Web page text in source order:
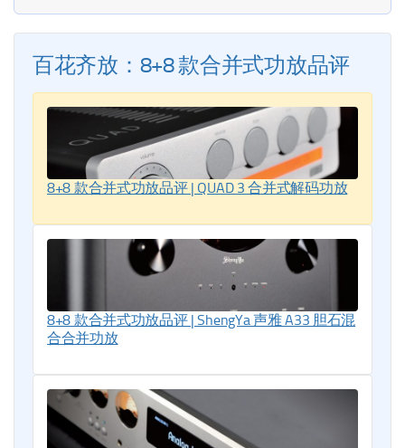
百花齐放：8+8 款合并式功放品评
8+8 款合并式功放品评 | QUAD 3 合并式解码功放
8+8 款合并式功放品评 | ShengYa 声雅 A33 胆石混
合合并功放